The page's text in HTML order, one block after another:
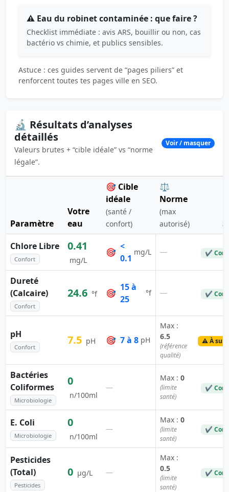
⚠️ Eau du robinet contaminée : que faire ?
Checklist immédiate : avis ARS, bouillir ou non, cas
bactério vs chimie, et publics sensibles.
Astuce : ces guides servent de “pages piliers” et
renforcent toutes tes pages ville en SEO.
🔬 Résultats d’analyses
détaillés
Valeurs brutes + “cible idéale” vs “norme
légale”.
Voir / masquer
Paramètre
Votre
eau
🎯 Cible
idéale
(santé /
confort)
⚖️
Norme
(max
autorisé)
Chlore Libre
Confort
0.41
mg/L
🎯
<
0.1
mg/L — ✔
Dureté
(Calcaire)
Confort
24.6 °f 🎯
15 à
25
°f — ✔
pH
Confort
7.5 pH 🎯 7 à 8 pH
Max :
6.5
(référence
qualité)
⚠️ À
Bactéries
Coliformes
Microbiologie
0
n/100ml
—
Max : 0
(limite
santé)
✔
E. Coli
Microbiologie
0
n/100ml
—
Max : 0
(limite
santé)
✔
Pesticides
(Total)
Pesticides
0 µg/L —
Max :
0.5
(limite
santé)
✔